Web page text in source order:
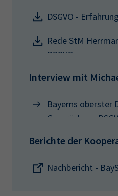
DSGVO -
Rede StM
DSGVO
Interview mit
Bayerns oberster
Gespräch zur
Berichte der
Nachbericht -